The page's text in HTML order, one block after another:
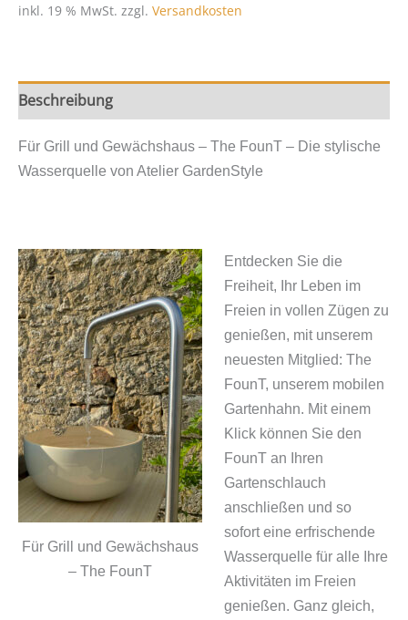
Grill
Menge
inkl. 19 % MwSt. zzgl. Versandkosten
Beschreibung
Für Grill und Gewächshaus – The FounT – Die stylische
Wasserquelle von Atelier GardenStyle
Für Grill und Gewächshaus
– The FounT
Entdecken Sie die
Freiheit, Ihr Leben im
Freien in vollen Zügen zu
genießen, mit unserem
neuesten Mitglied: The
FounT, unserem mobilen
Gartenhahn. Mit einem
Klick können Sie den
FounT an Ihren
Gartenschlauch
anschließen und so
sofort eine erfrischende
Wasserquelle für alle Ihre
Aktivitäten im Freien
genießen. Ganz gleich,